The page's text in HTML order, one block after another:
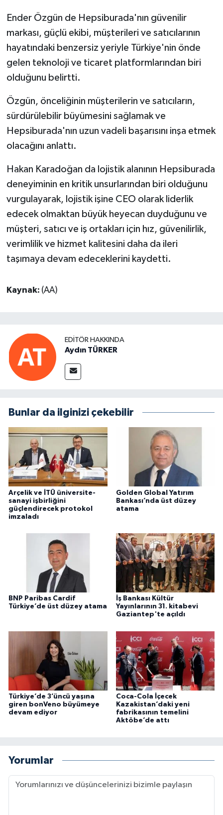
Ender Özgün de Hepsiburada'nın güvenilir
markası, güçlü ekibi, müşterileri ve satıcılarının
hayatındaki benzersiz yeriyle Türkiye'nin önde
gelen teknoloji ve ticaret platformlarından biri
olduğunu belirtti.
Özgün, önceliğinin müşterilerin ve satıcıların,
sürdürülebilir büyümesini sağlamak ve
Hepsiburada'nın uzun vadeli başarısını inşa etmek
olacağını anlattı.
Hakan Karadoğan da lojistik alanının Hepsiburada
deneyiminin en kritik unsurlarından biri olduğunu
vurgulayarak, lojistik işine CEO olarak liderlik
edecek olmaktan büyük heyecan duyduğunu ve
müşteri, satıcı ve iş ortakları için hız, güvenilirlik,
verimlilik ve hizmet kalitesini daha da ileri
taşımaya devam edeceklerini kaydetti.
Kaynak: (AA)
EDITÖR HAKKINDA
Aydın TÜRKER
Bunlar da ilginizi çekebilir
Arçelik ve İTÜ üniversite-
sanayi işbirliğini
güçlendirecek protokol
imzaladı
Golden Global Yatırım
Bankası’nda üst düzey
atama
BNP Paribas Cardif
Türkiye’de üst düzey atama
İş Bankası Kültür
Yayınlarının 31. kitabevi
Gaziantep'te açıldı
Türkiye’de 3’üncü yaşına
giren bonVeno büyümeye
devam ediyor
Coca-Cola İçecek
Kazakistan’daki yeni
fabrikasının temelini
Aktöbe’de attı
Yorumlar